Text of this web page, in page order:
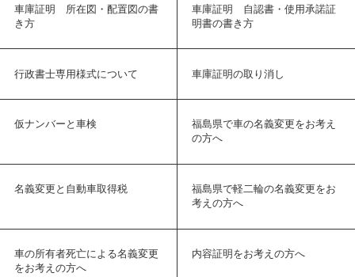
車庫証明 所在図・配置図の書
き方
車庫証明 自認書・使用承諾証
明書の書き方
行政書士専用様式について 車庫証明の取り消し
仮ナンバーと車検
福島県で車の名義変更をお考え
の方へ
名義変更と自動車取得税
福島県で軽二輪の名義変更をお
考えの方へ
車の所有者死亡による名義変更
をお考えの方へ
内容証明をお考えの方へ